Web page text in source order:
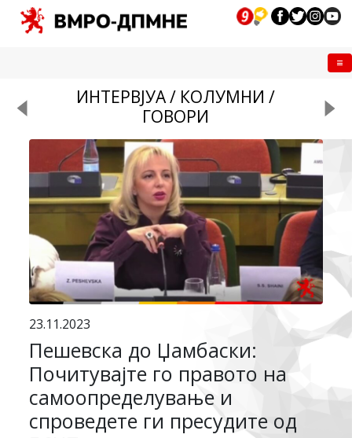
ИНТЕРВЈУА / КОЛУМНИ /
ГОВОРИ
23.11.2023
Пешевска до Џамбаски:
Почитувајте го правото на
самоопределување и
спроведете ги пресудите од